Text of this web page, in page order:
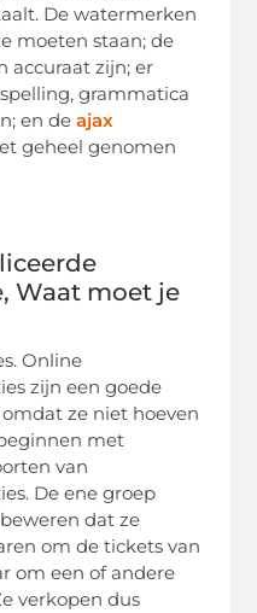
De watermerken
moeten staan; de
accuraat zijn; er
grammatica
en deajax
geheel genomen
Waat moet je
Online
zijn een goede
ze niet hoeven
met
van
De ene groep
dat ze
om de tickets van
om een of andere
verkopen dus